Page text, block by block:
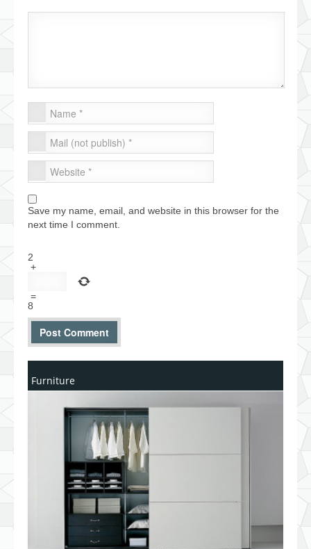
Save my name, email, and website in this browser for the
next time I comment.
2
+
=
8
Furniture